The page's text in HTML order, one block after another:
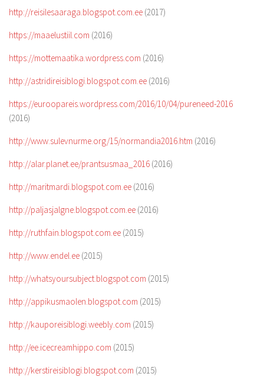
http://reisilesaaraga.blogspot.com.ee (2017)
https://maaelustiil.com (2016)
https://mottemaatika.wordpress.com (2016)
http://astridireisiblogi.blogspot.com.ee (2016)
https://euroopareis.wordpress.com/2016/10/04/pureneed-2016
(2016)
http://www.sulevnurme.org/15/normandia2016.htm (2016)
http://alar.planet.ee/prantsusmaa_2016 (2016)
http://maritmardi.blogspot.com.ee (2016)
http://paljasjalgne.blogspot.com.ee (2016)
http://ruthfain.blogspot.com.ee (2015)
http://www.endel.ee (2015)
http://whatsyoursubject.blogspot.com (2015)
http://appikusmaolen.blogspot.com (2015)
http://kauporeisiblogi.weebly.com (2015)
http://ee.icecreamhippo.com (2015)
http://kerstireisiblogi.blogspot.com (2015)